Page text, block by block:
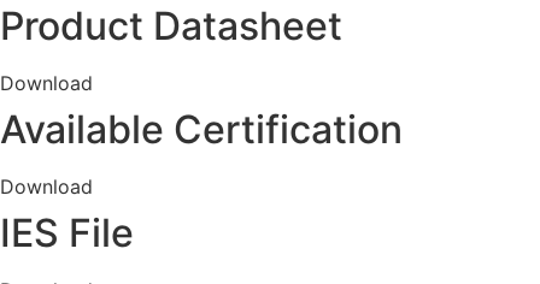
Product Datasheet
Download
Available Certification
Download
IES File